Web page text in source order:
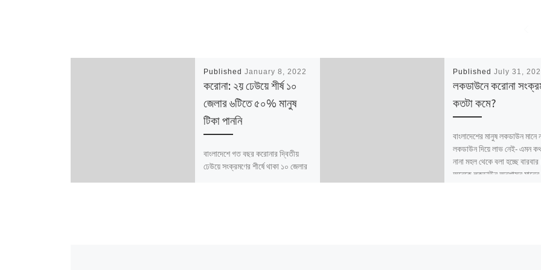
PublishedJanuary 8, 2022
করোনা: ২য় ঢেউয়ে শীর্ষ ১০
জেলার ৬টিতে ৫০% মানুষ
টিকা পাননি
বাংলাদেশে গত বছর করোনার দ্বিতীয়
ঢেউয়ে সংক্রমণের শীর্ষে থাকা ১০ জেলার
Published July 31,
লকডাউনে করোনা
কতটা কমে?
বাংলাদেশের মানুষ লকডাউন মানে
লকডাউন দিয়ে লাভ নেই- এমন
নানা মহল থেকে বলা হচ্ছে
অনেকে লকডাউন অনুশাসন